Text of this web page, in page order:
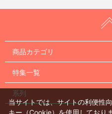
商品カテゴリ
特集一覧
系列
当サイトでは、サイトの利便性